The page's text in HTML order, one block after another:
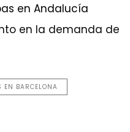
en Andalucía
en la demanda de
EN BARCELONA